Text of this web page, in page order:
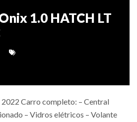
1.0 HATCH LT
2022 Carro completo: – Central
– Vidros elétricos – Volante